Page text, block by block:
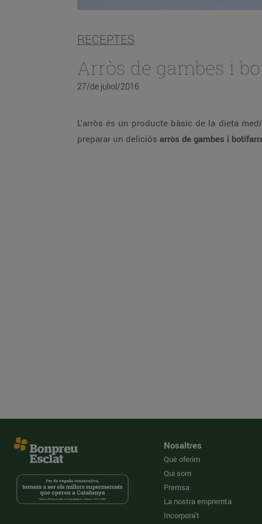
RECEPTES
Arròs de gambes i
27/de juliol/2016
L'arròs és un producte bàsic de la dieta
preparar un deliciós arròs de gambes i
Nosaltres
Què oferim
Qui som
Premsa
La nostra empremta
Incorpora't